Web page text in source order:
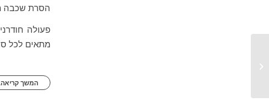
הסרת שכבה
מתאים לכל
המשך
ניקוי בלחץ מים גבוה